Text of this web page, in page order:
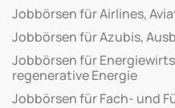
Jobbörsen für Airlines,
Jobbörsen für Azubis,
Jobbörsen für
regenerative Energie
Jobbörsen für Fach- und